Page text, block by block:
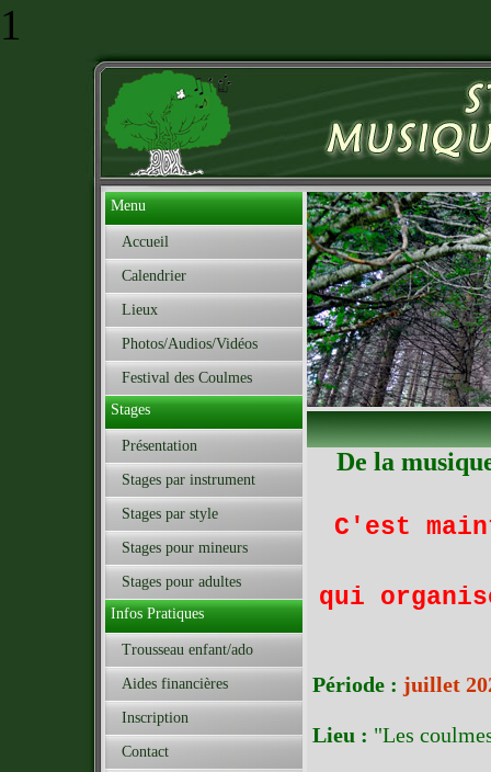
1
Menu
Accueil
Calendrier
Lieux
Photos/Audios/Vidéos
Festival des Coulmes
Stages
Présentation
Stages par instrument
Stages par style
Stages pour mineurs
Stages pour adultes
Infos Pratiques
Trousseau enfant/ado
Aides financières
Inscription
Contact
De la
C'est
qui
Période : juillet
Lieu : "Les